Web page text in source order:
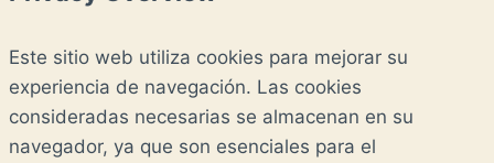
Este sitio web utiliza cookies para mejorar su
experiencia de navegación. Las cookies
consideradas necesarias se almacenan en su
navegador, ya que son esenciales para el